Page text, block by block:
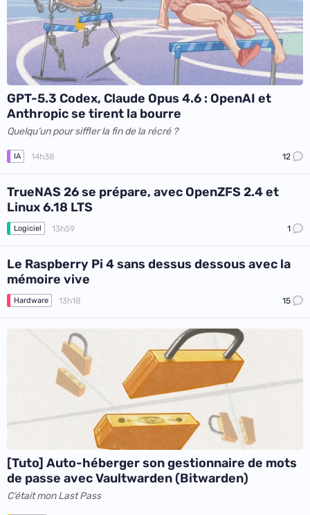
GPT-5.3 Codex, Claude Opus 4.6 : OpenAI et
Anthropic se tirent la bourre
Quelqu’un pour siffler la fin de la récré ?
IA 14h38 12
TrueNAS 26 se prépare, avec OpenZFS 2.4 et
Linux 6.18 LTS
Logiciel 13h59 1
Le Raspberry Pi 4 sans dessus dessous avec la
mémoire vive
Hardware 13h18 15
[Tuto] Auto-héberger son gestionnaire de mots
de passe avec Vaultwarden (Bitwarden)
C’était mon Last Pass